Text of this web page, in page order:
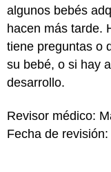
algunos bebés
hacen más tarde.
tiene preguntas o
su bebé, o si hay
desarrollo.
Revisor médico:
Fecha de